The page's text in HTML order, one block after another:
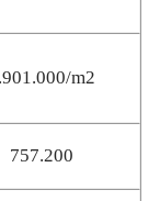
m2
757.200